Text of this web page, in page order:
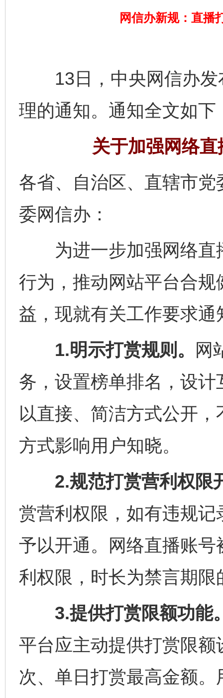
网信办新规：直播
13日，中央网信办发
理的通知。通知全文如下
关于加强网络
各省、自治区、直辖市
委网信办：
为进一步加强网络直
行为，推动网站平台合
益，现就有关工作要求通
1.明示打赏规则。
网
务，设置榜单排名，设
以直接、简洁方式公开
方式影响用户知晓。
2.规范打赏营利权限
赏营利权限，如有违规
予以开通。网络直播账
利权限，时长为禁言期限
3.提供打赏限额功能
平台应主动提供打赏限
次、单日打赏最高金额